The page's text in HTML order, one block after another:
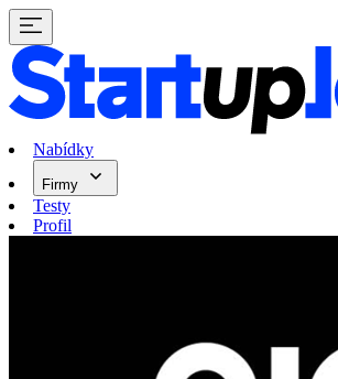
Nabídky
Firmy
Testy
Profil